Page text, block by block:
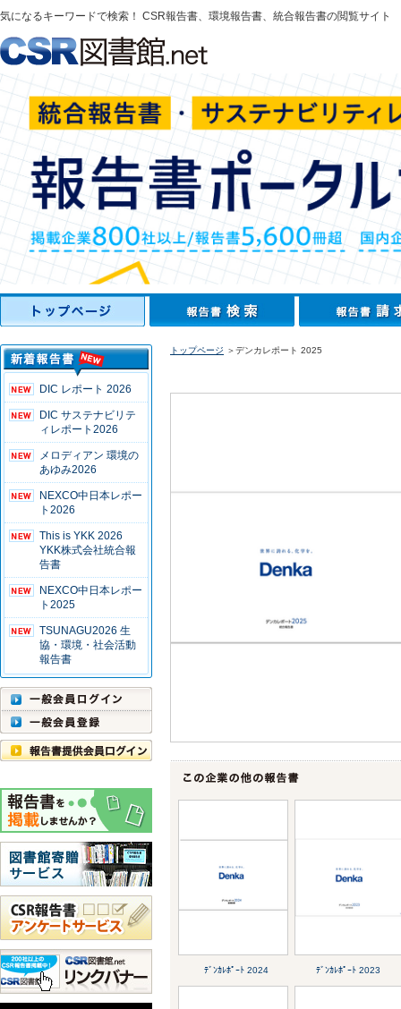
気になるキーワードで検索！ CSR報告書、環境報告書、統合報告書の閲覧サイト
DIC レポート 2026
DIC サステナビリテ
ィレポート2026
メロディアン 環境の
あゆみ2026
NEXCO中日本レポー
ト2026
This is YKK 2026
YKK株式会社統合報
告書
NEXCO中日本レポー
ト2025
TSUNAGU2026 生
協・環境・社会活動
報告書
トップページ ＞デンカレポート 2025
ﾃﾞﾝｶﾚﾎﾟｰﾄ 2024 ﾃﾞﾝｶﾚﾎﾟｰﾄ 2023